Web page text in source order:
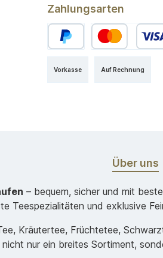
Zahlungsarten
Auf Rechnung
Vorkasse
Über uns
– bequem, sicher und mit
Teespezialitäten und exklusive
Kräutertee, Früchtetee,
nur ein breites Sortiment,